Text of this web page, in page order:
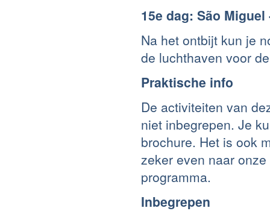
15e dag: São
Na het ontbijt kun je
de luchthaven voor
Praktische info
De activiteiten van
niet inbegrepen. Je
brochure. Het is ook
zeker even naar
programma.
Inbegrepen